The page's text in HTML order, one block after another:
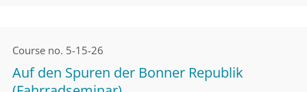
Course no. 5-15-26
Auf den Spuren der Bonner Republik